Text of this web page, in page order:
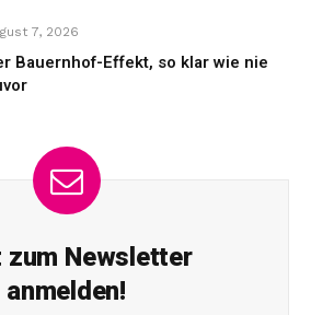
7, 2026
Bauernhof-Effekt, so klar wie nie
Newsletter
anmelden!